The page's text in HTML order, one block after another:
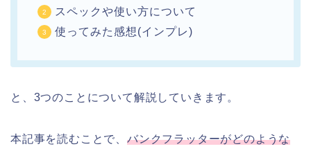
スペックや使い方について
使ってみた感想(インプレ)
と、3つのことについて解説していきます。
本記事を読むことで、 バンクフラッターがどのような